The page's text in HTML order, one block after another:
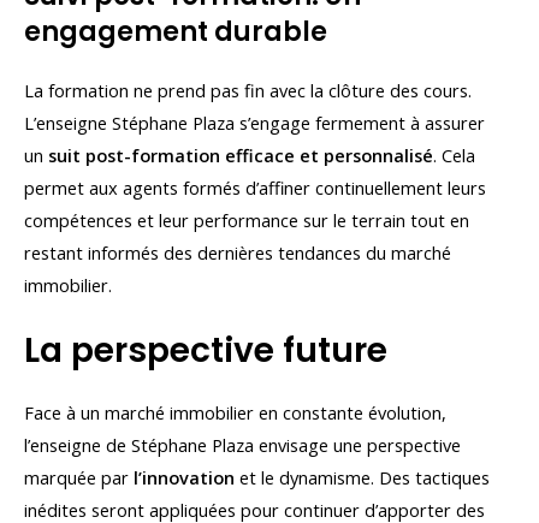
engagement durable
La formation ne prend pas fin avec la clôture des cours.
L’enseigne Stéphane Plaza s’engage fermement à assurer
un suit post-formation efficace et personnalisé. Cela
permet aux agents formés d’affiner continuellement leurs
compétences et leur performance sur le terrain tout en
restant informés des dernières tendances du marché
immobilier.
La perspective future
Face à un marché immobilier en constante évolution,
l’enseigne de Stéphane Plaza envisage une perspective
marquée par l’innovation et le dynamisme. Des tactiques
inédites seront appliquées pour continuer d’apporter des